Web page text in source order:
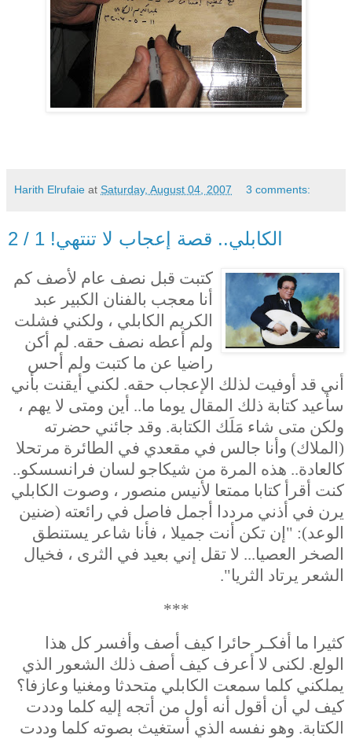
Harith Elrufaie at Saturday, August 04, 2007 3 comments:
الكابلي.. قصة إعجاب لا تنتهي! 1 / 2
كتبت قبل نصف عام لأصف كم
أنا معجب بالفنان الكبير عبد
الكريم الكابلي ، ولكني فشلت
ولم أعطه نصف حقه. لم أكن
راضيا عن ما كتبت ولم أحس
أني قد أوفيت لذلك الإعجاب حقه. لكني أيقنت بأني
سأعيد كتابة ذلك المقال يوما ما.. أين ومتى لا يهم ،
ولكن متى شاء مَلَك الكتابة. وقد جائني حضرته
(الملاك) وأنا جالس في مقعدي في الطائرة مرتحلا
كالعادة.. هذه المرة من شيكاجو لسان فرانسسكو..
كنت أقرأ كتابا ممتعا لأنيس منصور ، وصوت الكابلي
يرن في أذني مرددا أجمل فاصل في رائعته (ضنين
الوعد): "إن تكن أنت جميلا ، فأنا شاعر يستنطق
الصخر العصيا... لا تقل إني بعيد في الثرى ، فخيال
الشعر يرتاد الثريا".
***
كثيرا ما أفكـر حائرا كيف أصف وأفسر كل هذا
الولع. لكنى لا أعرف كيف أصف ذلك الشعور الذي
يملكني كلما سمعت الكابلي متحدثا ومغنيا وعازفا؟
كيف لي أن أقول أنه أول من أتجه إليه كلما وددت
الكتابة. وهو نفسه الذي أستغيث بصوته كلما وددت